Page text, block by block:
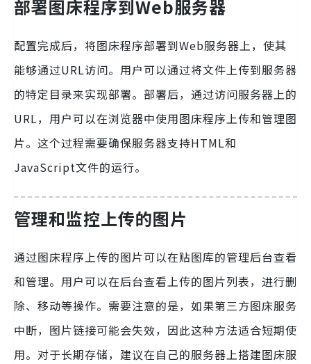
部署图床程序到Web服务器
配置完成后，将图床程序部署到Web服务器上，使其
能够通过URL访问。用户可以通过将文件上传到服务器
的特定目录来实现部署。部署后，通过访问服务器上的
URL，用户可以在浏览器中使用图床程序上传和管理图
片。这个过程需要确保服务器支持HTML和
JavaScript文件的运行。
管理和监控上传的图片
通过图床程序上传的图片可以在贴图库的管理后台查看
和管理。用户可以在后台查看上传的图片列表，进行删
除、移动等操作。需要注意的是，如果第三方图床服务
中断，图片链接可能会失效，因此这种方法适合短期使
用。对于长期存储，建议在自己的服务器上搭建图床服